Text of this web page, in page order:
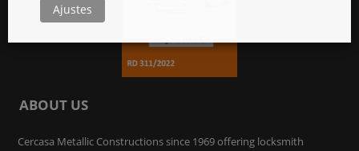
ABOUT US
Cercasa Metallic Constructions since 1969 offering locksmith
Ajustes